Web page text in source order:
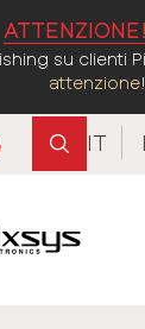
ATTENZIONE!
su clienti
attenzione!
IT